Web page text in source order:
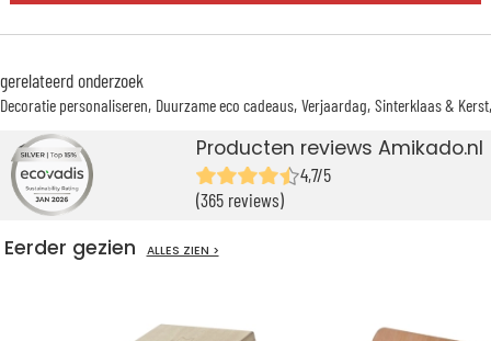
gerelateerd onderzoek
Decoratie personaliseren Duurzame eco cadeaus Verjaardag Sinterklaas & Kerst
Producten reviews Amikado.nl
4,7/5
(365 reviews)
Eerder gezien ALLES ZIEN >